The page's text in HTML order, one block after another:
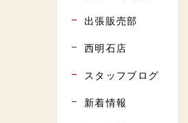
出張販売部
西明石店
スタッフブログ
新着情報